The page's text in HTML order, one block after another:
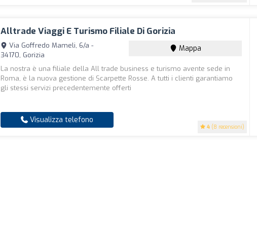
Alltrade Viaggi E Turismo Filiale Di Gorizia
4 (8 recensioni)
Via Goffredo Mameli, 6/a -
34170, Gorizia
Mappa
La nostra è una filiale della All trade business e turismo avente sede in
Roma, è la nuova gestione di Scarpette Rosse. A tutti i clienti garantiamo
gli stessi servizi precedentemente offerti
Visualizza telefono